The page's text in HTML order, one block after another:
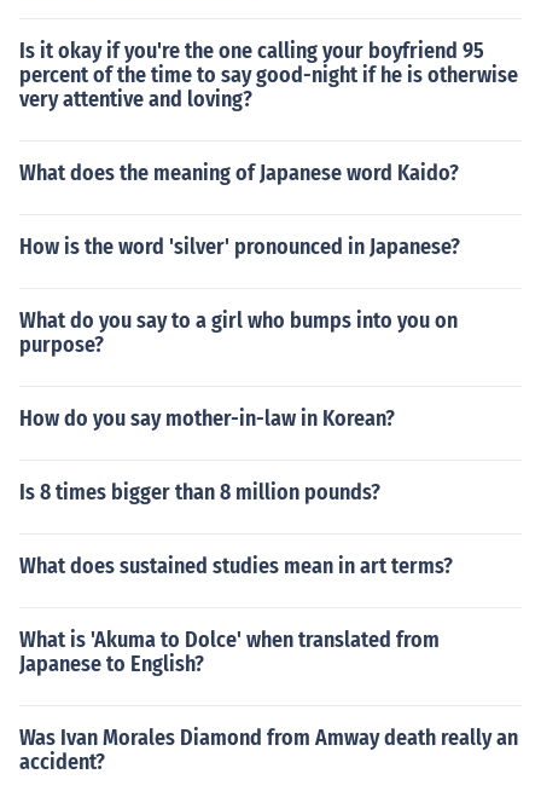
Is it okay if you're the one calling your boyfriend 95
percent of the time to say good-night if he is otherwise
very attentive and loving?
What does the meaning of Japanese word Kaido?
How is the word 'silver' pronounced in Japanese?
What do you say to a girl who bumps into you on
purpose?
How do you say mother-in-law in Korean?
Is 8 times bigger than 8 million pounds?
What does sustained studies mean in art terms?
What is 'Akuma to Dolce' when translated from
Japanese to English?
Was Ivan Morales Diamond from Amway death really an
accident?